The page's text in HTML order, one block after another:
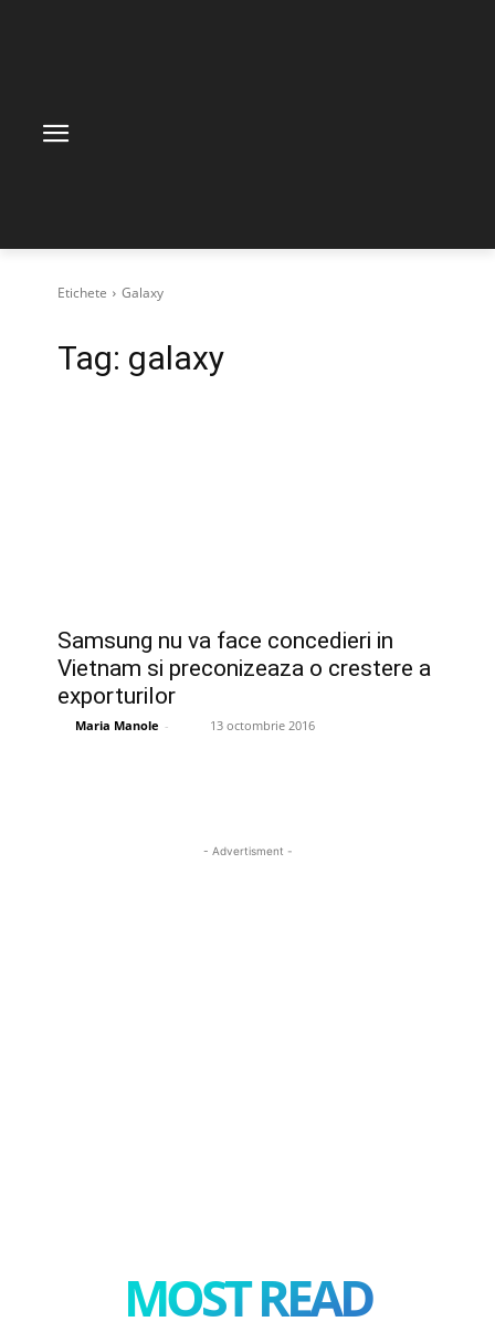
Etichete Galaxy
Tag: galaxy
Samsung nu va face concedieri in
Vietnam si preconizeaza o crestere a
exporturilor
Maria Manole - 13 octombrie 2016
- Advertisment -
MOST READ